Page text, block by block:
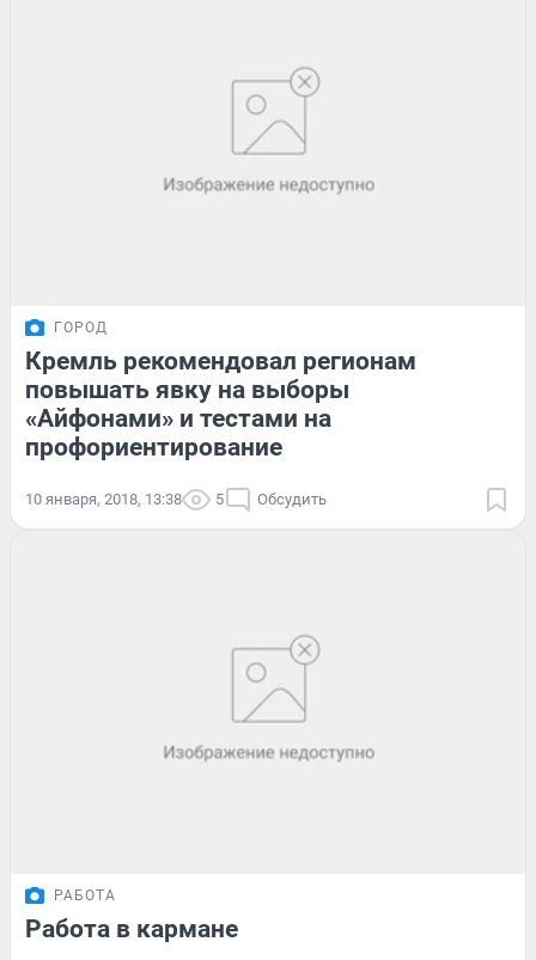
ГОРОД
Кремль рекомендовал регионам
повышать явку на выборы
«Айфонами» и тестами на
профориентирование
10 января, 2018, 13:38 5 Обсудить
РАБОТА
Работа в кармане